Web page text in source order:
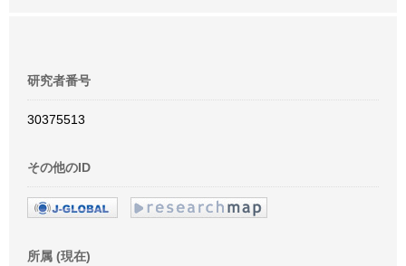
研究者番号
30375513
その他のID
所属 (現在)